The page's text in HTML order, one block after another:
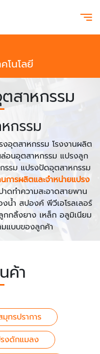
โนโลยี
สาหกรรม
กรรม
งอุตสาหกรรม โรงงานผลิต
อนอุตสาหกรรม แปรงลูก
รม แปรงปัดอุตสาหกรรม
การผลิตและจำหน่ายแปรง
ดทำความสะอาดสายพาน
ำ สปองค์ พีวีเอโรลเลอร์
กลิ้งยาง เหล็ก อลูมิเนียม
แบบของลูกค้า
ค้า
ทรปราการ
งดักแมลง